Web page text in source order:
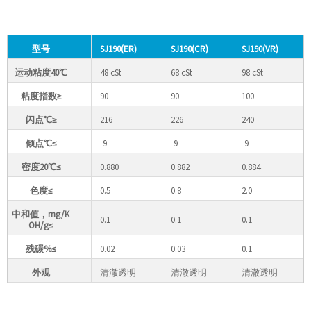
型号 SJ190(ER) SJ190(CR)
SJ190(VR)
运动粘度40℃
48 cSt 68 cSt
98 cSt
粘度指数≥
90 90
100
闪点℃≥
216 226
240
倾点℃≤
-9 -9
-9
密度20℃≤
0.880 0.882
0.884
色度≤
0.5 0.8
2.0
中和值，mg/K
OH/g≤
0.1 0.1 0.1
残碳%≤ 0.02 0.03
0.1
外观
清澈透明 清澈透明 清澈透明